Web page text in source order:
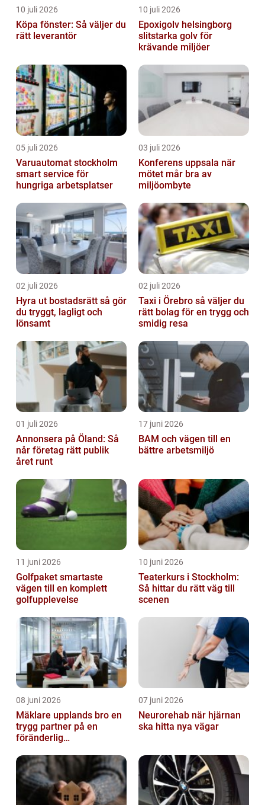
10 juli 2026
Köpa fönster: Så väljer du
rätt leverantör
10 juli 2026
Epoxigolv helsingborg
slitstarka golv för
krävande miljöer
05 juli 2026
Varuautomat stockholm
smart service för
hungriga arbetsplatser
03 juli 2026
Konferens uppsala när
mötet mår bra av
miljöombyte
02 juli 2026
Hyra ut bostadsrätt så gör
du tryggt, lagligt och
lönsamt
02 juli 2026
Taxi i Örebro så väljer du
rätt bolag för en trygg och
smidig resa
01 juli 2026
Annonsera på Öland: Så
når företag rätt publik
året runt
17 juni 2026
BAM och vägen till en
bättre arbetsmiljö
11 juni 2026
Golfpaket smartaste
vägen till en komplett
golfupplevelse
10 juni 2026
Teaterkurs i Stockholm:
Så hittar du rätt väg till
scenen
08 juni 2026
Mäklare upplands bro en
trygg partner på en
föränderlig
07 juni 2026
Neurorehab när hjärnan
ska hitta nya vägar